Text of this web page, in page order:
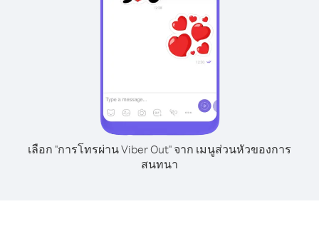
เลือก "การโทรผ่าน Viber Out" จาก เมนูส่วนหัวของการ
สนทนา